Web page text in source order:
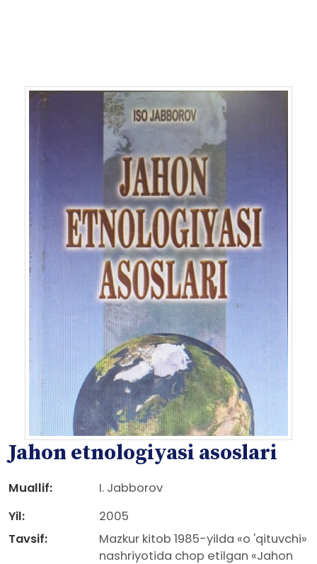
Jahon etnologiyasi asoslari
Muallif:
I. Jabborov
Yil:
2005
Tavsif:
Mazkur kitob 1985-yilda «o 'qituvchi»
nashriyotida chop etilgan «Jahon